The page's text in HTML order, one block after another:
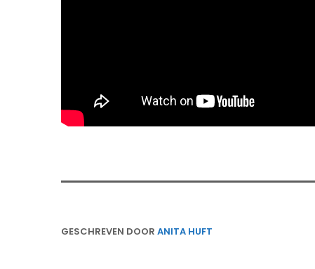
GESCHREVEN DOOR ANITA HUFT